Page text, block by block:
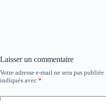
Laisser un commentaire
Votre adresse e-mail ne sera pas publiée.
indiqués avec *